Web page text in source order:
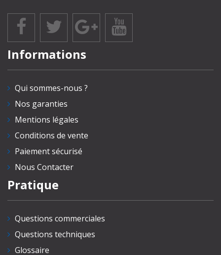
Informations
Qui sommes-nous ?
Nos garanties
Mentions légales
Conditions de vente
Paiement sécurisé
Nous Contacter
Pratique
Questions commerciales
Questions techniques
Glossaire